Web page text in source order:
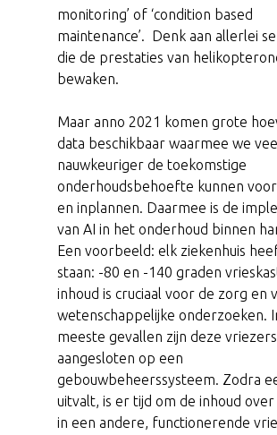
monitoring’ of ‘condition based
maintenance’. Denk aan allerlei
die de prestaties van
bewaken.
Maar anno 2021 komen grote
data beschikbaar waarmee we
nauwkeuriger de toekomstige
onderhoudsbehoefte kunnen
en inplannen. Daarmee is de
van AI in het onderhoud binnen
Een voorbeeld: elk ziekenhuis
staan: -80 en -140 graden
inhoud is cruciaal voor de zorg en
wetenschappelijke onderzoeken.
meeste gevallen zijn deze vriezers
aangesloten op een
gebouwbeheerssysteem. Zodra
uitvalt, is er tijd om de inhoud
in een andere, functionerende